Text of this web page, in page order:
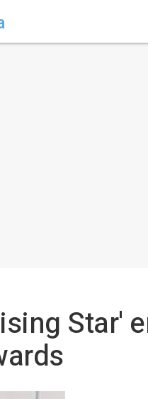
Star'